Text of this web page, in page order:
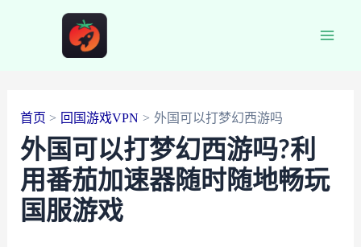
首页 回国游戏VPN 外国可以打梦幻西游吗
外国可以打梦幻西游吗?利
用番茄加速器随时随地畅玩
国服游戏